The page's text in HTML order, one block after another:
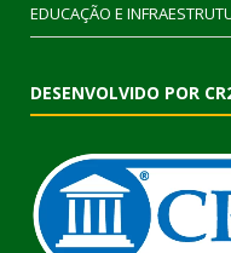
EDUCAÇÃO E
DESENVOLVIDO POR